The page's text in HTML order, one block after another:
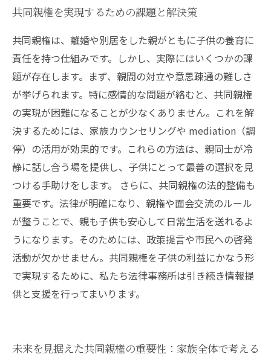
共同親権を実現するための課題と解決策
共同親権は、離婚や別居をした親がともに子供の養育に
責任を持つ仕組みです。しかし、実際にはいくつかの課
題が存在します。まず、親間の対立や意思疎通の難しさ
が挙げられます。特に感情的な問題が絡むと、共同親権
の実現が困難になることが少なくありません。これを解
決するためには、家族カウンセリングや mediation（調
停）の活用が効果的です。これらの方法は、親同士が冷
静に話し合う場を提供し、子供にとって最善の選択を見
つける手助けをします。 さらに、共同親権の法的整備も
重要です。法律が明確になり、親権や面会交流のルール
が整うことで、親も子供も安心して日常生活を送れるよ
うになります。そのためには、政策提言や市民への啓発
活動が欠かせません。共同親権を子供の利益にかなう形
で実現するために、私たち法律事務所は引き続き情報提
供と支援を行ってまいります。
未来を見据えた共同親権の重要性：家族全体で考える